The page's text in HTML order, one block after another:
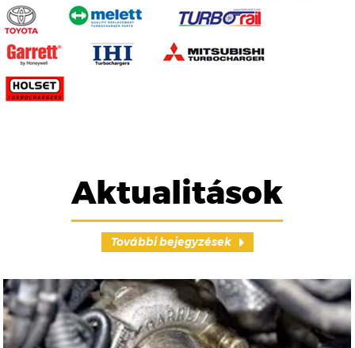
Aktualitások
További bejegyzések